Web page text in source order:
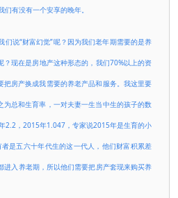
有没有一个安享的晚年。
们说“财富幻觉”呢？因为我们老年期需要的是养
现在是房地产这种形态的，我们70%以上的资
把房产换成我需要的养老产品和服务。我这里要
为总和生育率，一对夫妻一生当中生的孩子的数
2.2，2015年1.047，专家说2015年是生育的小
是五六十年代生的这一代人，他们财富积累差
入养老期，所以他们需要把房产套现来购买养